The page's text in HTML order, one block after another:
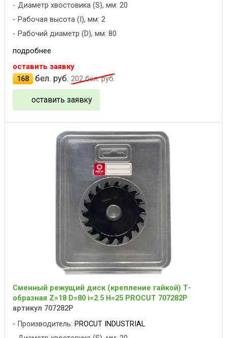
Диаметр хвостовика (S), мм: 20
Рабочая высота (I), мм: 2
Рабочий диаметр (D), мм: 80
подробнее
оставить заявку
168
бел. руб. 202бел. руб.
оставить заявку
Сменный режущий диск (крепление гайкой) Т-
образная Z=18 D=80 i=2.5 H=25 PROCUT 707282P
артикул 707282P
Производитель: PROCUT INDUSTRIAL